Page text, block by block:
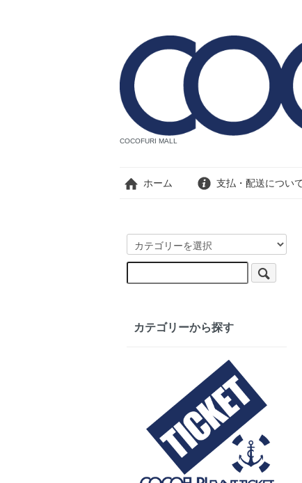
COCOFURI MALL
ホーム 支払・配送につい
カテゴリーから探す